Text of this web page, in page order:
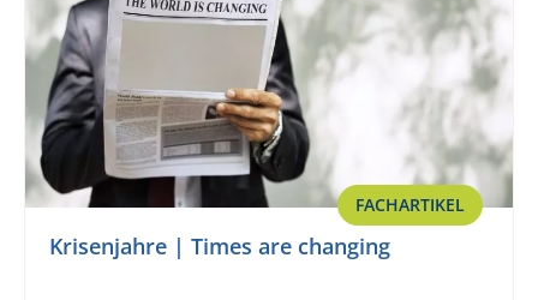
FACHARTIKEL
Krisenjahre | Times are changing